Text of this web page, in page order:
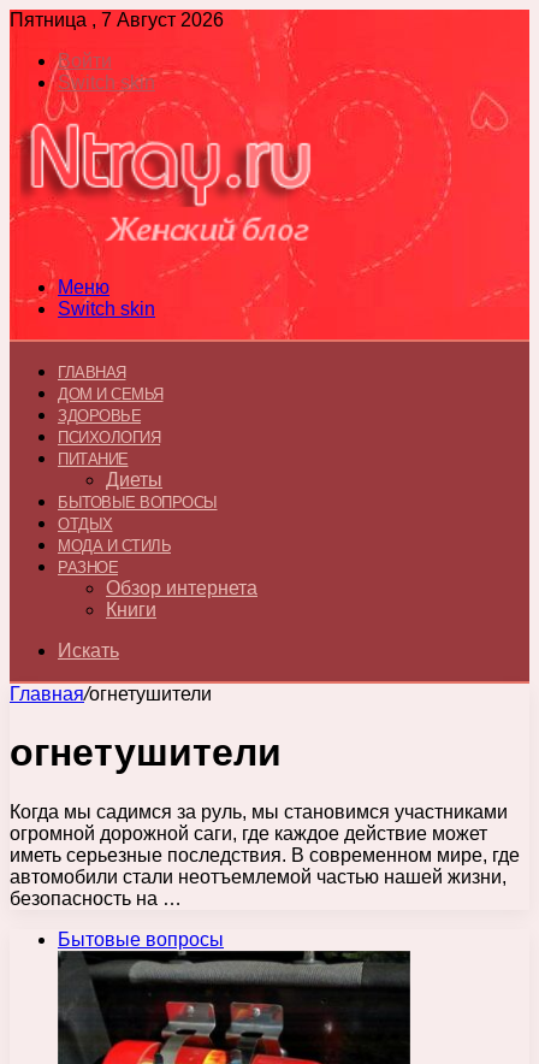
Пятница , 7 Август 2026
Войти
Switch skin
Меню
Switch skin
ГЛАВНАЯ
ДОМ И СЕМЬЯ
ЗДОРОВЬЕ
ПСИХОЛОГИЯ
ПИТАНИЕ
Диеты
БЫТОВЫЕ ВОПРОСЫ
ОТДЫХ
МОДА И СТИЛЬ
РАЗНОЕ
Обзор интернета
Книги
Искать
Главная/огнетушители
огнетушители
Когда мы садимся за руль, мы становимся участниками
огромной дорожной саги, где каждое действие может
иметь серьезные последствия. В современном мире, где
автомобили стали неотъемлемой частью нашей жизни,
безопасность на …
Бытовые вопросы